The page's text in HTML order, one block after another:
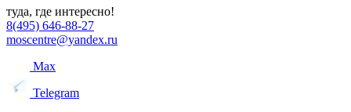
туда, где интересно!
8(495) 646-88-27
moscentre@yandex.ru
Max
Telegram